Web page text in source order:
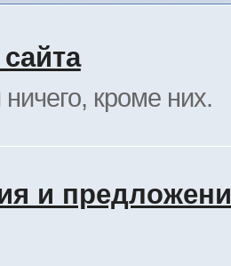
кроме них.
и